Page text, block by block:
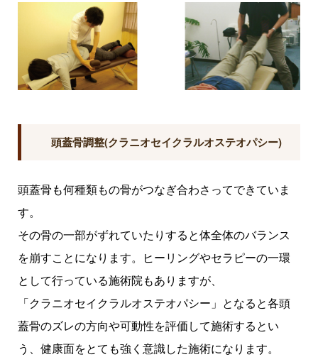
頭蓋骨調整(クラニオセイクラルオステオパシー)
頭蓋骨も何種類もの骨がつなぎ合わさってできていま
す。
その骨の一部がずれていたりすると体全体のバランス
を崩すことになります。ヒーリングやセラピーの一環
として行っている施術院もありますが、
「クラニオセイクラルオステオパシー」となると各頭
蓋骨のズレの方向や可動性を評価して施術するとい
う、健康面をとても強く意識した施術になります。